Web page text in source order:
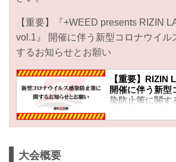
【重要】『+WEED presents RIZIN
vol.1』 開催に伴う新型コロナウイル
するお知らせとお願い
【重要】RIZIN
開催に伴う新型
染防止策に関す
FEDERATION
大会概要